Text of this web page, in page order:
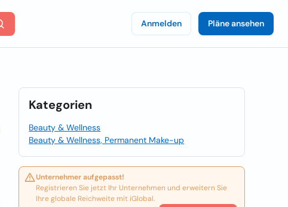
Anmelden Pläne ansehen
Kategorien
Beauty & Wellness
Beauty & Wellness, Permanent Make-up
Unternehmer aufgepasst!
Registrieren Sie jetzt Ihr Unternehmen und erweitern Sie
Ihre globale Reichweite mit iGlobal.